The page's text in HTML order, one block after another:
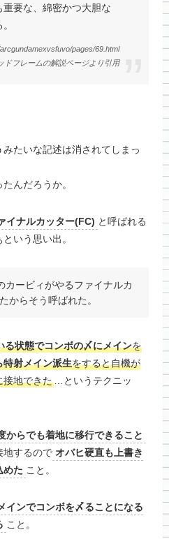
要な、綿密かつ大胆な
pages/69.html
ドフレームの解説ページより引用
たいな記述は消されてしまっ
んだろうか。
イナルカッター(FC) と呼ばれる
いう思い出。
カービィがやるファイナルカ
からそう呼ばれた。
る状態でコンボの〆にメインを
特射メイン派生をすると自機が
接地できた…というテクニッ
からでも着地に移行できること
地するので オバヒ硬直も上書き
めた こと。
インでコンボを〆ることになる
こと。